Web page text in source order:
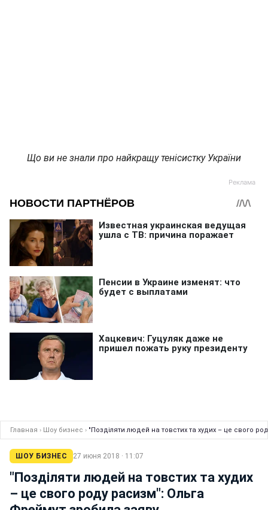
Що ви не знали про найкращу тенісистку України
Главная › Шоу бизнес › "Позділяти людей на товстих та худих – це свого
ШОУ БИЗНЕС 27 июня 2018 · 11:07
"Позділяти людей на товстих та худих
– це свого роду расизм": Ольга